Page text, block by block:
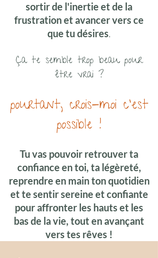
sortir de l'inertie et de la
frustration et avancer vers ce
que tu désires.
Ça te semble trop beau pour
être vrai ?
pourtant, crois-moi c'est
possible !
Tu vas pouvoir retrouver ta
confiance en toi, ta légèreté,
reprendre en main ton quotidien
et te sentir sereine et confiante
pour affronter les hauts et les
bas de la vie, tout en avançant
vers tes rêves !